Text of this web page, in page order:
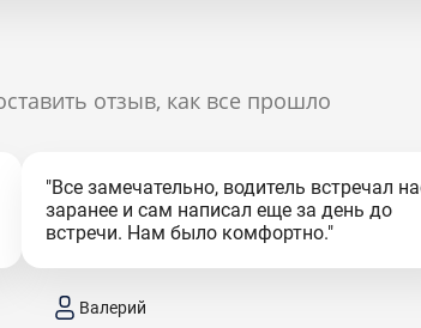
отзыв, как все прошло
"Все замечательно, водитель встречал
заранее и сам написал еще за день до
встречи. Нам было комфортно."
Валерий